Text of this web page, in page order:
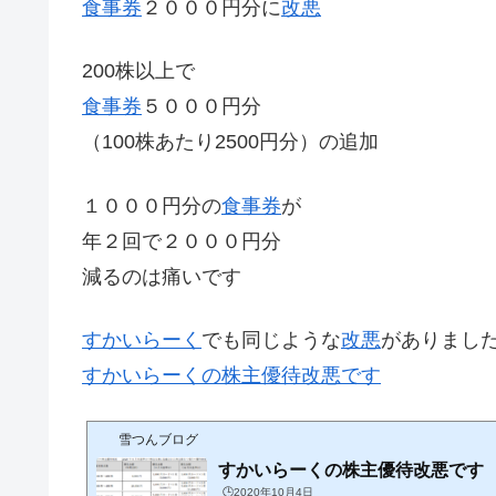
食事券 ２０００円分に改悪
200株以上で
食事券 ５０００円分
（100株あたり2500円分）の追加
１０００円分の食事券が
年２回で２０００円分
減るのは痛いです
すかいらーく でも同じような改悪がありまし
すかいらーくの株主優待改悪です
雪つんブログ
すかいらーくの株主優待改悪です
🕒️2020年10月4日